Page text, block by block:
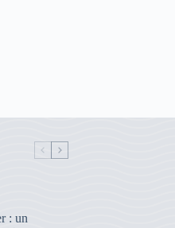
: un